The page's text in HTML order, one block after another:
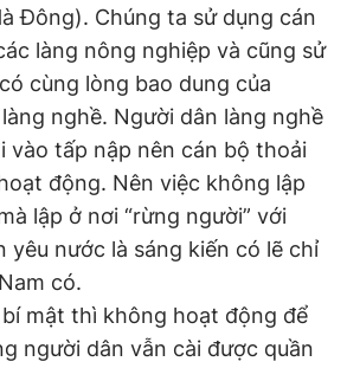
Đông). Chúng ta sử dụng cán
làng nông nghiệp và cũng sử
cùng lòng bao dung của
nghề. Người dân làng nghề
vào tấp nập nên cán bộ thoải
động. Nên việc không lập
lập ở nơi “rừng người” với
yêu nước là sáng kiến có lẽ chỉ
có.
bí mật thì không hoạt động để
người dân vẫn cài được quần